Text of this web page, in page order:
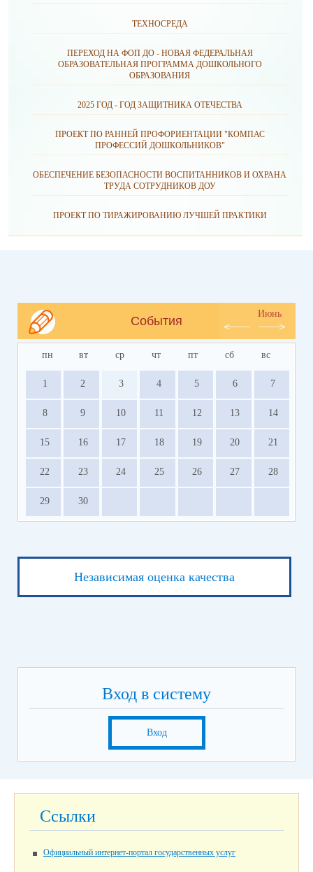
ТЕХНОСРЕДА
ПЕРЕХОД НА ФОП ДО - НОВАЯ ФЕДЕРАЛЬНАЯ
ОБРАЗОВАТЕЛЬНАЯ ПРОГРАММА ДОШКОЛЬНОГО
ОБРАЗОВАНИЯ
2025 ГОД - ГОД ЗАЩИТНИКА ОТЕЧЕСТВА
ПРОЕКТ ПО РАННЕЙ ПРОФОРИЕНТАЦИИ "КОМПАС
ПРОФЕССИЙ ДОШКОЛЬНИКОВ"
ОБЕСПЕЧЕНИЕ БЕЗОПАСНОСТИ ВОСПИТАННИКОВ И ОХРАНА
ТРУДА СОТРУДНИКОВ ДОУ
ПРОЕКТ ПО ТИРАЖИРОВАНИЮ ЛУЧШЕЙ ПРАКТИКИ
События
Июнь
пн вт ср чт пт сб вс
1 2 3 4 5 6 7
8 9 10 11 12 13 14
15 16 17 18 19 20 21
22 23 24 25 26 27 28
29 30
Независимая оценка качества
Вход в систему
Вход
Ссылки
Официальный интернет-портал государственных услуг